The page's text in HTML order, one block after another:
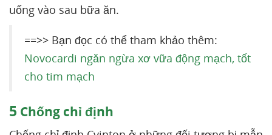
uống vào sau bữa ăn.
==>> Bạn đọc có thể tham khảo thêm:
Novocardi ngăn ngừa xơ vữa động mạch, tốt
cho tim mạch
5 Chống chỉ định